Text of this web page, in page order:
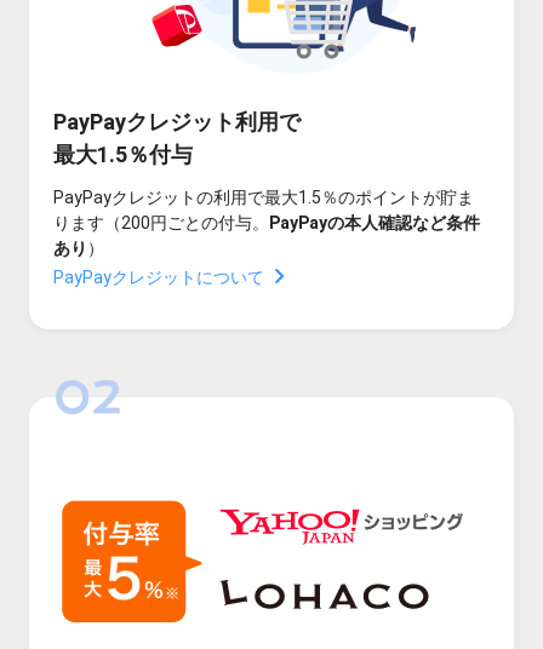
PayPayクレジット利用で
最大1.5％付与
PayPayクレジットの利用で最大1.5％のポイントが貯ま
ります（200円ごとの付与。
PayPayの本人確認など条件
あり ）
PayPayクレジットについて